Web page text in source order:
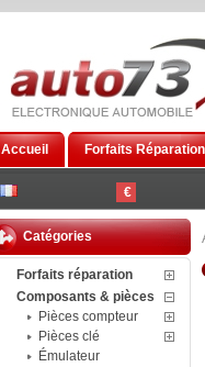
€
Accueil Forfaits Réparation
Catégories
Forfaits réparation
Composants & pièces
Pièces compteur
Pièces clé
Émulateur